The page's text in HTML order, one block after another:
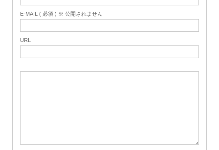
E-MAIL ( 必須 ) ※ 公開されません
URL